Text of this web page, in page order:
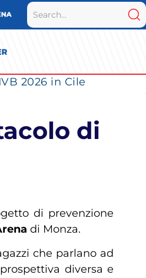
2026 in Cile
di
di prevenzione
di Monza.
che parlano ad
diversa e